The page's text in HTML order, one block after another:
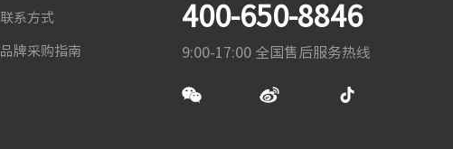
联系方式
品牌采购指南
400-650-8846
9:00-17:00 全国售后服务热线